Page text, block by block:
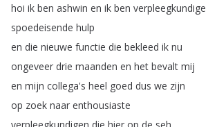
hoi ik ben ashwin en ik ben verpleegkundige
spoedeisende hulp
en die nieuwe functie die bekleed ik nu
ongeveer drie maanden en het bevalt mij
en mijn collega's heel goed dus we zijn
op zoek naar enthousiaste